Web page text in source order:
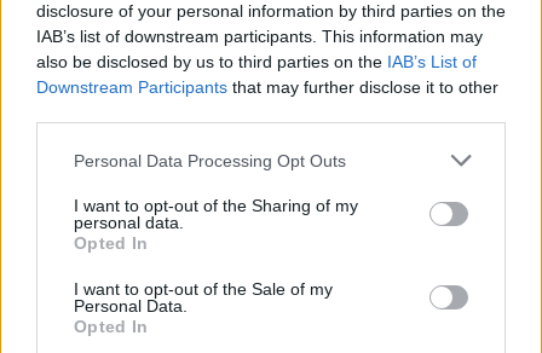
disclosure of your personal information by third parties on the
IAB’s list of downstream participants. This information may
also be disclosed by us to third parties on the IAB’s List of
Downstream Participants that may further disclose it to other
Personal Data Processing Opt Outs
I want to opt-out of the Sharing of my
personal data.
Opted In
I want to opt-out of the Sale of my
Personal Data.
Opted In
JuanKa_S4
16 de Septiembre del 2024
En 12/9/2024 a las 21:27,